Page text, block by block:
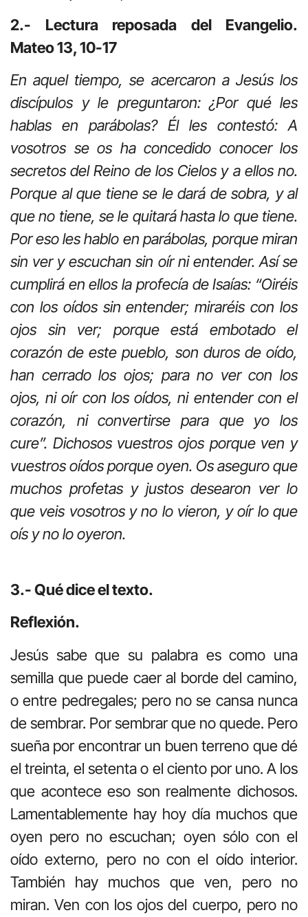
2.- Lectura reposada del Evangelio.
Mateo 13, 10-17
En aquel tiempo, se acercaron a Jesús los
discípulos y le preguntaron: ¿Por qué les
hablas en parábolas? Él les contestó: A
vosotros se os ha concedido conocer los
secretos del Reino de los Cielos y a ellos no.
Porque al que tiene se le dará de sobra, y al
que no tiene, se le quitará hasta lo que tiene.
Por eso les hablo en parábolas, porque miran
sin ver y escuchan sin oír ni entender. Así se
cumplirá en ellos la profecía de Isaías: “Oiréis
con los oídos sin entender; miraréis con los
ojos sin ver; porque está embotado el
corazón de este pueblo, son duros de oído,
han cerrado los ojos; para no ver con los
ojos, ni oír con los oídos, ni entender con el
corazón, ni convertirse para que yo los
cure”. Dichosos vuestros ojos porque ven y
vuestros oídos porque oyen. Os aseguro que
muchos profetas y justos desearon ver lo
que veis vosotros y no lo vieron, y oír lo que
oís y no lo oyeron.
3.- Qué dice el texto.
Reflexión.
Jesús sabe que su palabra es como una
semilla que puede caer al borde del camino,
o entre pedregales; pero no se cansa nunca
de sembrar. Por sembrar que no quede. Pero
sueña por encontrar un buen terreno que dé
el treinta, el setenta o el ciento por uno. A los
que acontece eso son realmente dichosos.
Lamentablemente hay hoy día muchos que
oyen pero no escuchan; oyen sólo con el
oído externo, pero no con el oído interior.
También hay muchos que ven, pero no
miran. Ven con los ojos del cuerpo, pero no